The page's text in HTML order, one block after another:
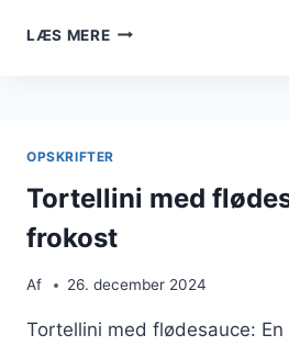
LÆS MERETORTELLINI
OPSKRIFTER
Tortellini med
frokost
Af 26. december 2024
Tortellini med flødesauce: